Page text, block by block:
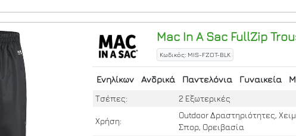
Mac In A SacFullZip
Κωδικός: MIS-FZOT-BLK
Ενηλίκων Ανδρικά Παντελόνια Γυναικεία
Τσέπες: 2 Εξωτερικές
Χρήση:
Outdoor Δραστηριότητες,
Σπορ, Ορειβασία